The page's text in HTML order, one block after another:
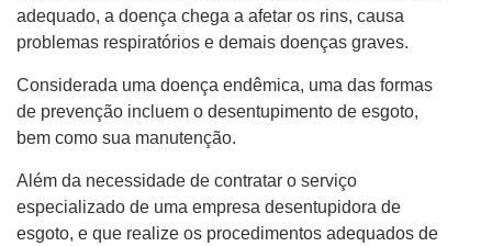
adequado, a doença chega a afetar os rins, causa
problemas respiratórios e demais doenças graves.
Considerada uma doença endêmica, uma das formas
de prevenção incluem o desentupimento de esgoto,
bem como sua manutenção.
Além da necessidade de contratar o serviço
especializado de uma empresa desentupidora de
esgoto, e que realize os procedimentos adequados de